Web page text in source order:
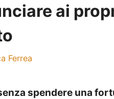
ai
Ferrea
spendere una